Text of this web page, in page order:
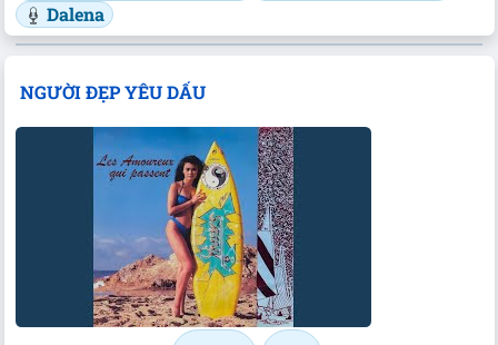
Dalena
NGƯỜI ĐẸP YÊU DẤU